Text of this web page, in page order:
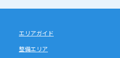
エリアガイド
整備エリア